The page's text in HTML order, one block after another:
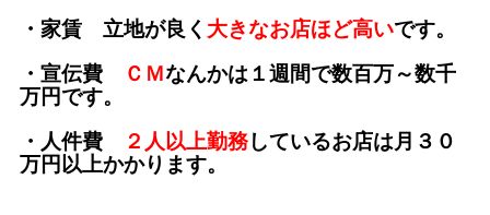
・家賃 立地が良く 大きなお店ほど高いです。
・宣伝費
ＣＭなんかは１週間で数百万～数千
万円です。
・人件費
２人以上勤務しているお店は月３０
万円以上かかります。